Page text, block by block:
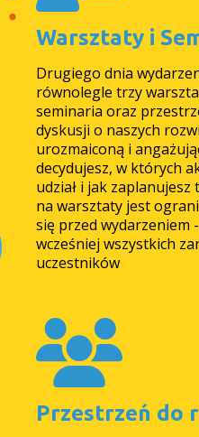
Warsztaty i
Drugiego dnia
równolegle trzy
seminaria oraz
dyskusji o naszych
urozmaiconą i
decydujesz, w których
udział i jak zaplanujesz
na warsztaty jest
się przed
wcześniej wszystkich
uczestników
Przestrzeń do